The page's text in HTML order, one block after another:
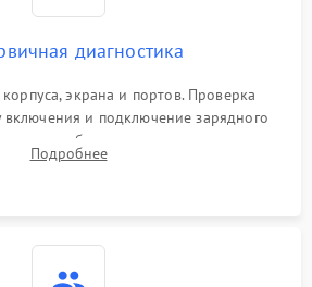
диагностика
экрана и портов. Проверка
включения и подключение зарядного
потребления тока с помощью
питания для локализации проблемы.
Подробнее